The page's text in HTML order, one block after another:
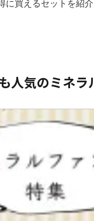
に買えるセットを紹介
人気のミネ